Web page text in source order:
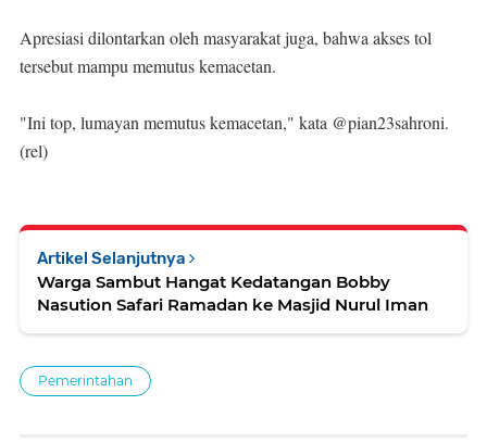
Apresiasi dilontarkan oleh masyarakat juga, bahwa akses tol
tersebut mampu memutus kemacetan.
"Ini top, lumayan memutus kemacetan," kata @pian23sahroni.
(rel)
Artikel Selanjutnya
Warga Sambut Hangat Kedatangan Bobby
Nasution Safari Ramadan ke Masjid Nurul Iman
Pemerintahan